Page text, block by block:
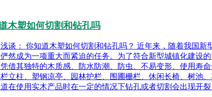
木塑如何切割和钻孔吗
谈： 你知道木塑如何切割和钻孔吗？ 近年来，随着我国
然成为一项重大而紧迫的任务。为了符合新型城镇化建设
借其独特的木质感、防水防潮、防虫、不易变形、使用寿
立柱、塑钢凉亭、园林护栏、围圃栅栏、休闲长椅、树池
在使用实木产品时在一定的情况下钻孔或者切割会出现开